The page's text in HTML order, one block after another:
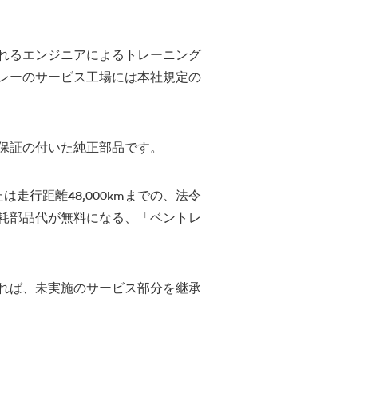
るエンジニアによるトレーニング
ーのサービス工場には本社規定の
の付いた純正部品です。
走行距離48,000kmまでの、法令
部品代が無料になる、「ベントレ
ば、未実施のサービス部分を継承